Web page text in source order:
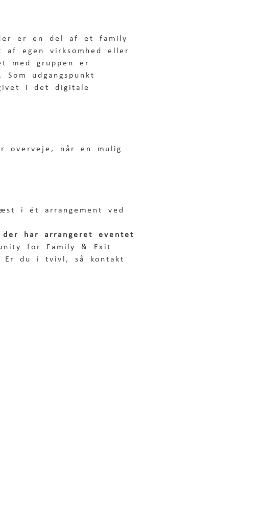
der er en del af et family
af egen virksomhed eller
med gruppen er
udgangspunkt
i det digitale
overveje, når en mulig
i ét arrangement ved
har arrangeret eventet
for Family & Exit
Er du i tvivl, så kontakt